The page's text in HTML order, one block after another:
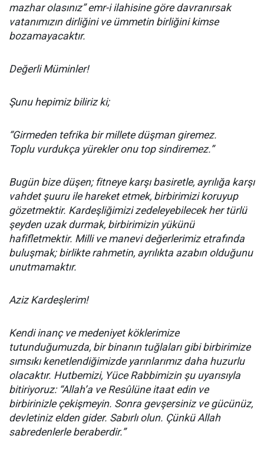
mazhar olasınız” emr-i ilahisine göre davranırsak
vatanımızın dirliğini ve ümmetin birliğini kimse
bozamayacaktır.
Değerli Müminler!
Şunu hepimiz biliriz ki;
“Girmeden tefrika bir millete düşman giremez.
Toplu vurdukça yürekler onu top sindiremez.”
Bugün bize düşen; fitneye karşı basiretle, ayrılığa karşı
vahdet şuuru ile hareket etmek, birbirimizi koruyup
gözetmektir. Kardeşliğimizi zedeleyebilecek her türlü
şeyden uzak durmak, birbirimizin yükünü
hafifletmektir. Milli ve manevi değerlerimiz etrafında
buluşmak; birlikte rahmetin, ayrılıkta azabın olduğunu
unutmamaktır.
Aziz Kardeşlerim!
Kendi inanç ve medeniyet köklerimize
tutunduğumuzda, bir binanın tuğlaları gibi birbirimize
sımsıkı kenetlendiğimizde yarınlarımız daha huzurlu
olacaktır. Hutbemizi, Yüce Rabbimizin şu uyarısıyla
bitiriyoruz: “Allah’a ve Resûlüne itaat edin ve
birbirinizle çekişmeyin. Sonra gevşersiniz ve gücünüz,
devletiniz elden gider. Sabırlı olun. Çünkü Allah
sabredenlerle beraberdir.”